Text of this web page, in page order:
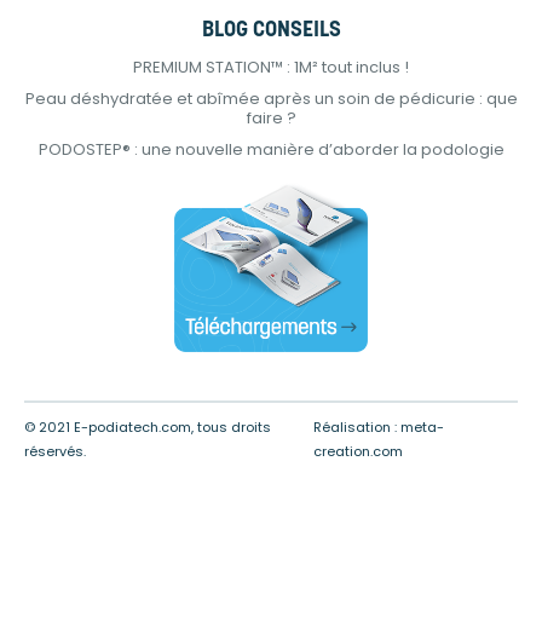
BLOG CONSEILS
PREMIUM STATION™ : 1M² tout inclus !
Peau déshydratée et abîmée après un soin de pédicurie : que
faire ?
PODOSTEP® : une nouvelle manière d’aborder la podologie
© 2021 E-podiatech.com, tous droits
réservés.
Réalisation : meta-
creation.com